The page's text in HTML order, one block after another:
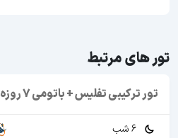
تور های مرتبط
تور ترکیبی تفلیس + باتومی 7 روزه پرواز سپهران
6 شب